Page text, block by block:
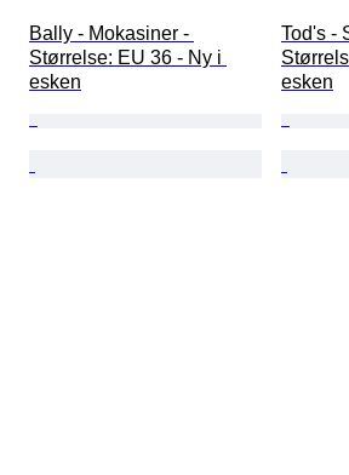
Bally - Mokasiner -
Størrelse: EU 36 - Ny i
esken
Tod's -
esken